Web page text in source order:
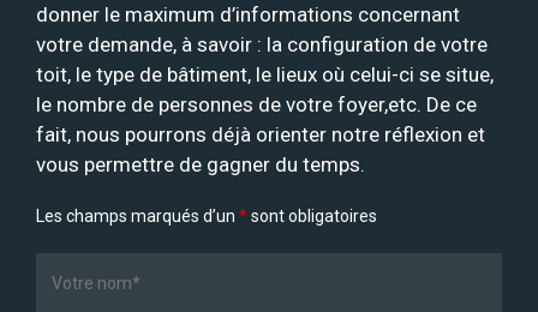
donner le maximum d’informations concernant
votre demande, à savoir : la configuration de votre
toit, le type de bâtiment, le lieux où celui-ci se situe,
le nombre de personnes de votre foyer,etc. De ce
fait, nous pourrons déjà orienter notre réflexion et
vous permettre de gagner du temps.
Les champs marqués d’un *sont obligatoires